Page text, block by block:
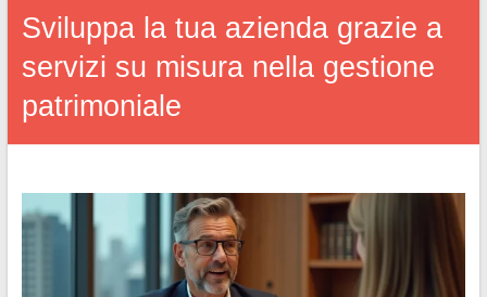
Sviluppa la tua azienda grazie a
servizi su misura nella gestione
patrimoniale